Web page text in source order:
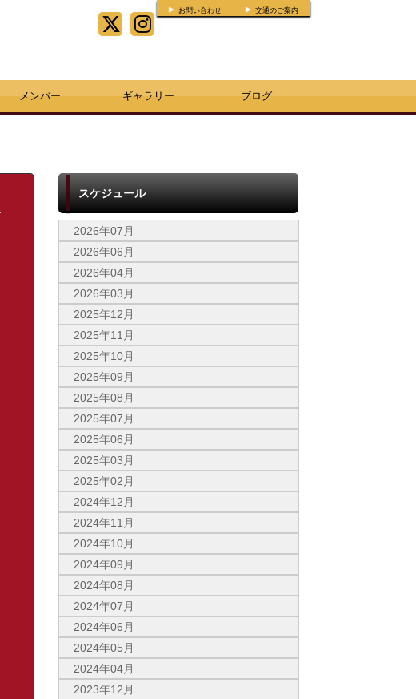
お問い合わせ 交通のご案内
メンバー ギャラリー ブログ
スケジュール
2026年07月
2026年06月
2026年04月
2026年03月
2025年12月
2025年11月
2025年10月
2025年09月
2025年08月
2025年07月
2025年06月
2025年03月
2025年02月
2024年12月
2024年11月
2024年10月
2024年09月
2024年08月
2024年07月
2024年06月
2024年05月
2024年04月
2023年12月